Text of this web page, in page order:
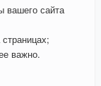
вашего сайта
важно.